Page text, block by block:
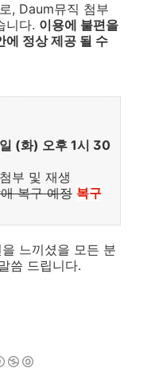
, Daum뮤직 첨부
니다. 이용에 불편을
에 정상 제공 될 수
(화) 오후 1시 30
부 및 재생
복구 예정 복구
느끼셨을 모든 분
씀 드립니다.